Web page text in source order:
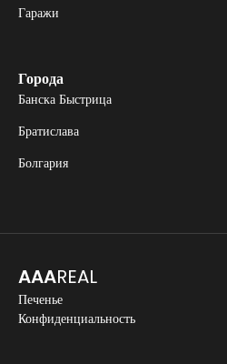
Гаражи
Города
Банска Быстрица
Братислава
Болгария
AAAREAL
Печенье
Конфиденциальность